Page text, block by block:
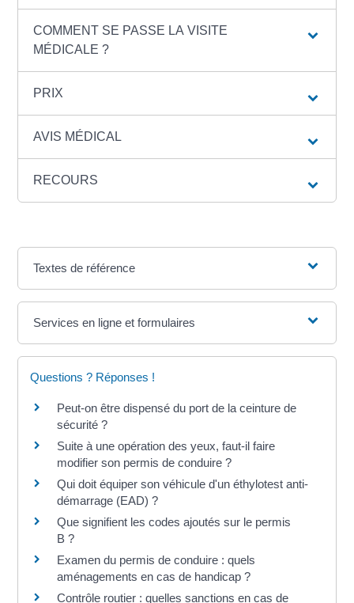
COMMENT SE PASSE LA VISITE
MÉDICALE ?
PRIX
AVIS MÉDICAL
RECOURS
Textes de référence
Services en ligne et formulaires
Questions ? Réponses !
Peut-on être dispensé du port de la ceinture de
sécurité ?
Suite à une opération des yeux, faut-il faire
modifier son permis de conduire ?
Qui doit équiper son véhicule d'un éthylotest anti-
démarrage (EAD) ?
Que signifient les codes ajoutés sur le permis
B ?
Examen du permis de conduire : quels
aménagements en cas de handicap ?
Contrôle routier : quelles sanctions en cas de